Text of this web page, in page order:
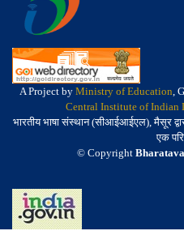
A Project by Ministry of Education,
Central Institute of Indian
भारतीय भाषा संस्थान (सीआईआईएल), मैसूर
एक
© Copyright